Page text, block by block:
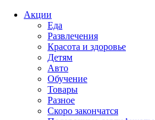
Акции
Еда
Развлечения
Красота и здоровье
Детям
Авто
Обучение
Товары
Разное
Скоро закончатся